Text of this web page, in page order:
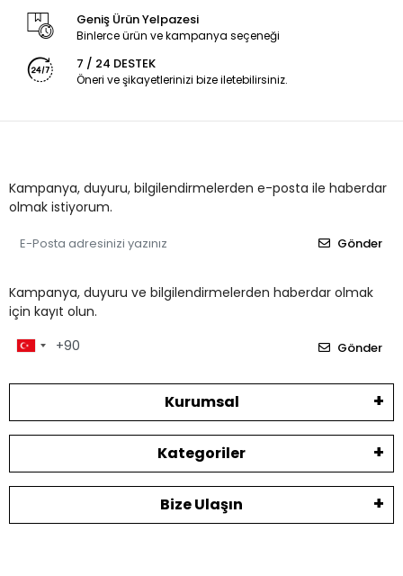
Geniş Ürün Yelpazesi
Binlerce ürün ve kampanya seçeneği
7 / 24 DESTEK
Öneri ve şikayetlerinizi bize iletebilirsiniz.
Kampanya, duyuru, bilgilendirmelerden e-posta ile haberdar
olmak istiyorum.
Gönder
Kampanya, duyuru ve bilgilendirmelerden haberdar olmak
için kayıt olun.
Gönder
Kurumsal
Kategoriler
Bize Ulaşın